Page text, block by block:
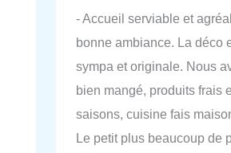
- Accueil serviable et
bonne ambiance. La déco
sympa et originale. Nous
bien mangé, produits frais
saisons, cuisine fais
Le petit plus beaucoup de